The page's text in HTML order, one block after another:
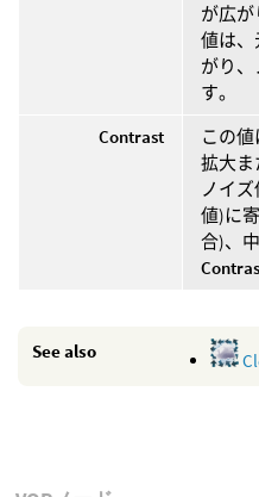
が広が
値は、
がり
す。
Contrast
この
拡大ま
ノイ
値)に
合)、
See also